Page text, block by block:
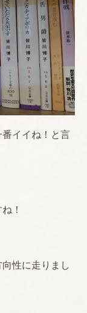
イイね！と言
！
性に走りまし